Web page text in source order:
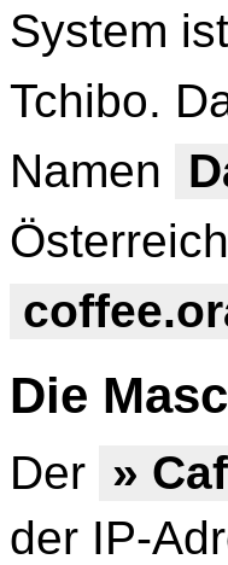
System
Tchibo.
Namen
Die
Der »
der IP-